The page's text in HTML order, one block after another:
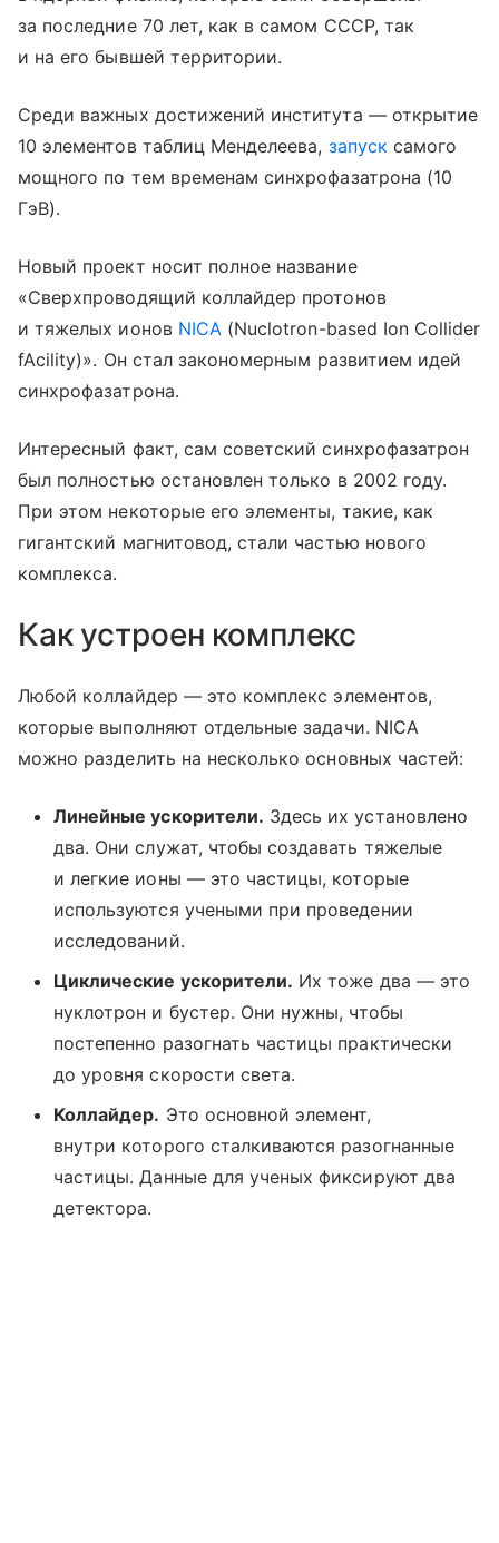
за последние 70 лет, как в самом СССР, так
и на его бывшей территории.
Среди важных достижений института — открытие
10 элементов таблиц Менделеева, запуск самого
мощного по тем временам синхрофазатрона (10
ГэВ).
Новый проект носит полное название
«Сверхпроводящий коллайдер протонов
и тяжелых ионов NICA(Nuclotron-based Ion Collider
fAcility)». Он стал закономерным развитием идей
синхрофазатрона.
Интересный факт, сам советский синхрофазатрон
был полностью остановлен только в 2002 году.
При этом некоторые его элементы, такие, как
гигантский магнитовод, стали частью нового
комплекса.
Как устроен комплекс
Любой коллайдер — это комплекс элементов,
которые выполняют отдельные задачи. NICA
можно разделить на несколько основных частей:
Линейные ускорители. Здесь их установлено
два. Они служат, чтобы создавать тяжелые
и легкие ионы — это частицы, которые
используются учеными при проведении
исследований.
Циклические ускорители. Их тоже два — это
нуклотрон и бустер. Они нужны, чтобы
постепенно разогнать частицы практически
до уровня скорости света.
Коллайдер. Это основной элемент,
внутри которого сталкиваются разогнанные
частицы. Данные для ученых фиксируют два
детектора.